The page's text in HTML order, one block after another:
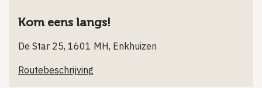
Kom eens langs!
De Star 25, 1601 MH, Enkhuizen
Routebeschrijving